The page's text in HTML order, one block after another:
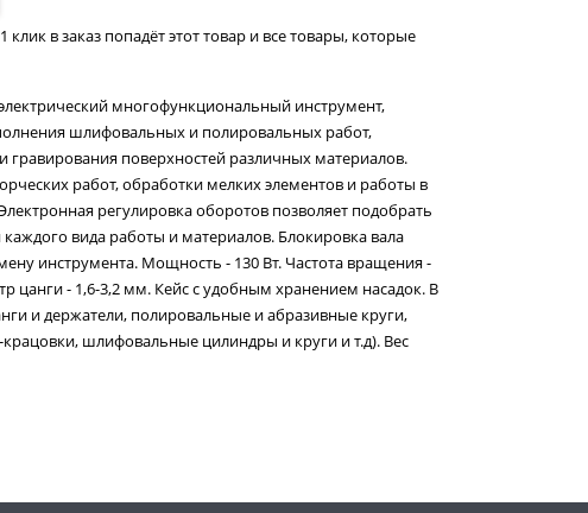
в заказ попадёт этот товар и все товары, которые
многофункциональный инструмент,
шлифовальных и полировальных работ,
гравирования поверхностей различных материалов.
работ, обработки мелких элементов и работы в
регулировка оборотов позволяет подобрать
вида работы и материалов. Блокировка вала
инструмента. Мощность - 130 Вт. Частота вращения -
цанги - 1,6-3,2 мм. Кейс с удобным хранением насадок. В
и держатели, полировальные и абразивные круги,
шлифовальные цилиндры и круги и т.д). Вес